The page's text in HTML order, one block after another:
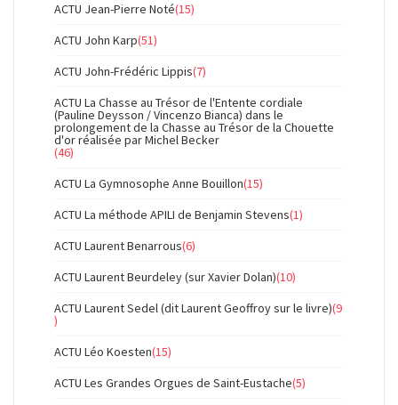
ACTU Jean-Pierre Noté(15)
ACTU John Karp(51)
ACTU John-Frédéric Lippis(7)
ACTU La Chasse au Trésor de l'Entente cordiale
(Pauline Deysson / Vincenzo Bianca) dans le
prolongement de la Chasse au Trésor de la Chouette
d'or réalisée par Michel Becker
(46)
ACTU La Gymnosophe Anne Bouillon(15)
ACTU La méthode APILI de Benjamin Stevens(1)
ACTU Laurent Benarrous(6)
ACTU Laurent Beurdeley (sur Xavier Dolan)(10)
ACTU Laurent Sedel (dit Laurent Geoffroy sur le livre)(9
)
ACTU Léo Koesten(15)
ACTU Les Grandes Orgues de Saint-Eustache(5)